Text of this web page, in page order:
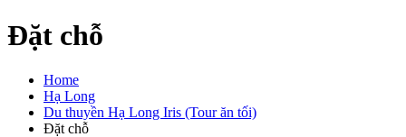
Đặt chỗ
Home
Hạ Long
Du thuyền Hạ Long Iris (Tour ăn tối)
Đặt chỗ